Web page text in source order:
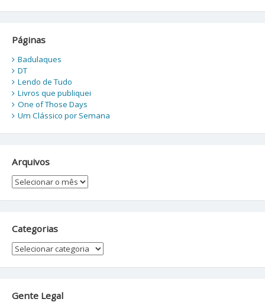
Páginas
Badulaques
DT
Lendo de Tudo
Livros que publiquei
One of Those Days
Um Clássico por Semana
Arquivos
Arquivos
Categorias
Categorias
Gente Legal